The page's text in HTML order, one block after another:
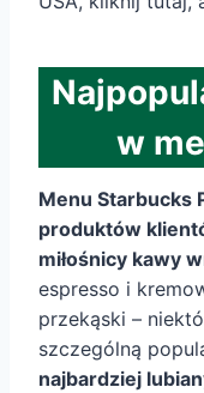
w
Menu Starbucks
produktów
miłośnicy kawy
espresso i
przekąski –
szczególną
najbardziej